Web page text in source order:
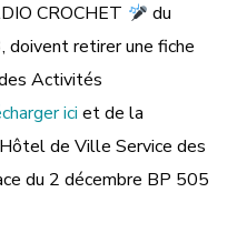
CROCHET
du
retirer une fiche
Activités
ici et de la
de Ville Service des
du 2 décembre BP 505